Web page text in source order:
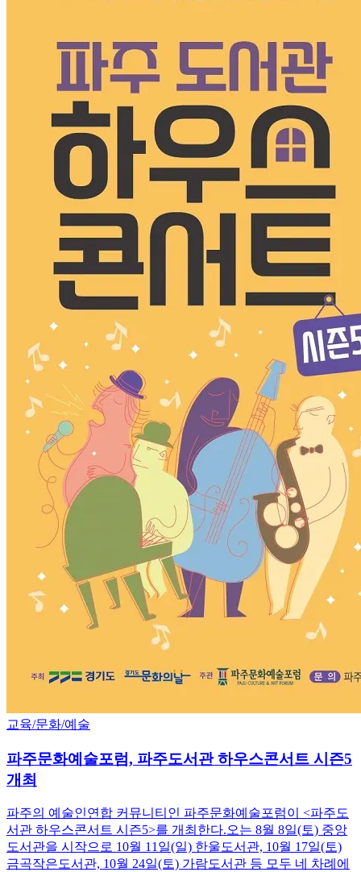
교육/문화/예술
파주문화예술포럼, 파주도서관 하우스콘서트 시즌5
개최
파주의 예술인연합 커뮤니티인 파주문화예술포럼이 <파주도
서관 하우스콘서트 시즌5>를 개최한다.오는 8월 8일(토) 중앙
도서관을 시작으로 10월 11일(일) 한울도서관, 10월 17일(토)
금곡작은도서관, 10월 24일(토) 가람도서관 등 모두 네 차례에